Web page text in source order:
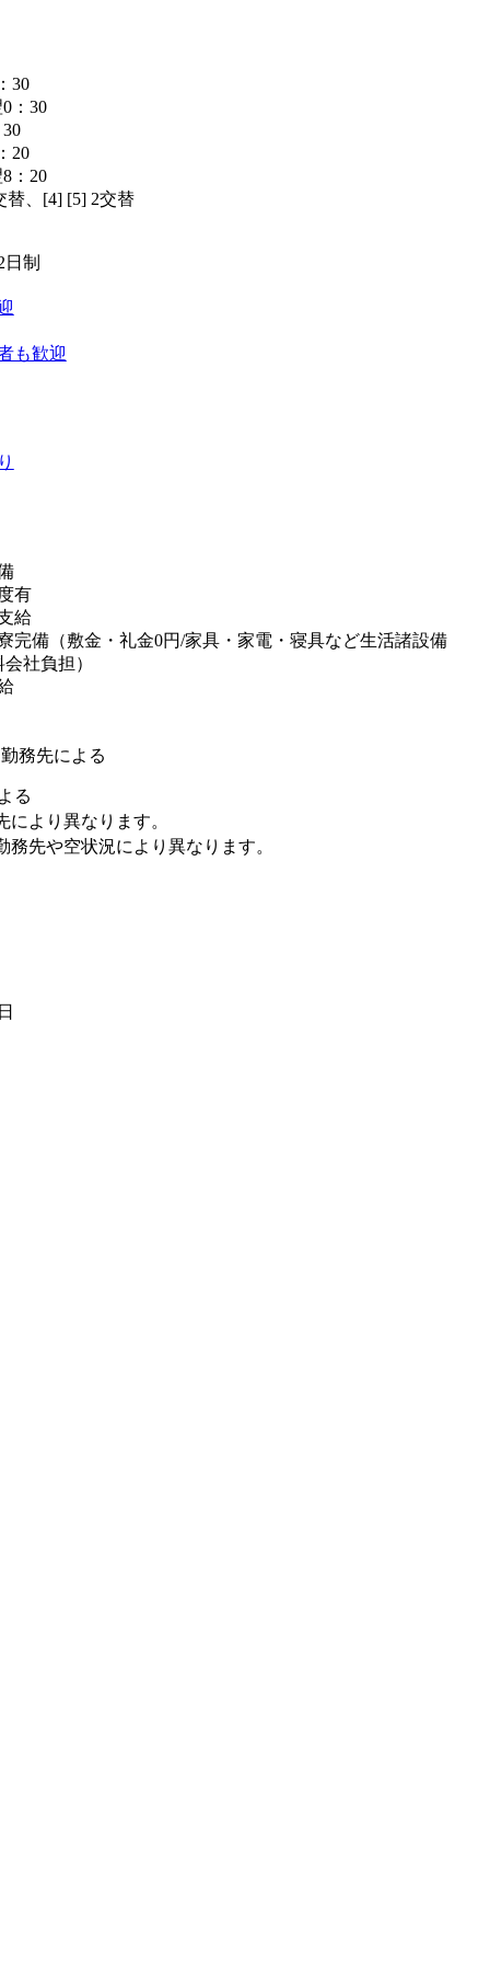
30
：30
20
：20
、[4] [5] 2交替
制
も歓迎
有
給
完備（敷金・礼金0円/家具・家電・寝具など生活諸設備
社負担）
務先による
る
より異なります。
先や空状況により異なります。